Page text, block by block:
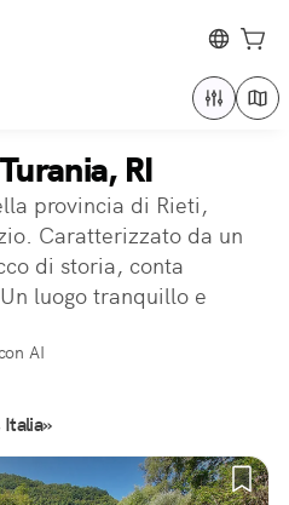
RI
provincia di Rieti,
Caratterizzato da un
di storia, conta
luogo tranquillo e
AI
Italia»